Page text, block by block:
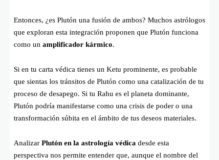
Entonces, ¿es Plutón una fusión de ambos? Muchos astrólogos
que exploran esta integración proponen que Plutón funciona
como un amplificador kármico.
Si en tu carta védica tienes un Ketu prominente, es probable
que sientas los tránsitos de Plutón como una catalización de tu
proceso de desapego. Si tu Rahu es el planeta dominante,
Plutón podría manifestarse como una crisis de poder o una
transformación súbita en el ámbito de tus deseos materiales.
Analizar Plutón en la astrología védica desde esta
perspectiva nos permite entender que, aunque el nombre del